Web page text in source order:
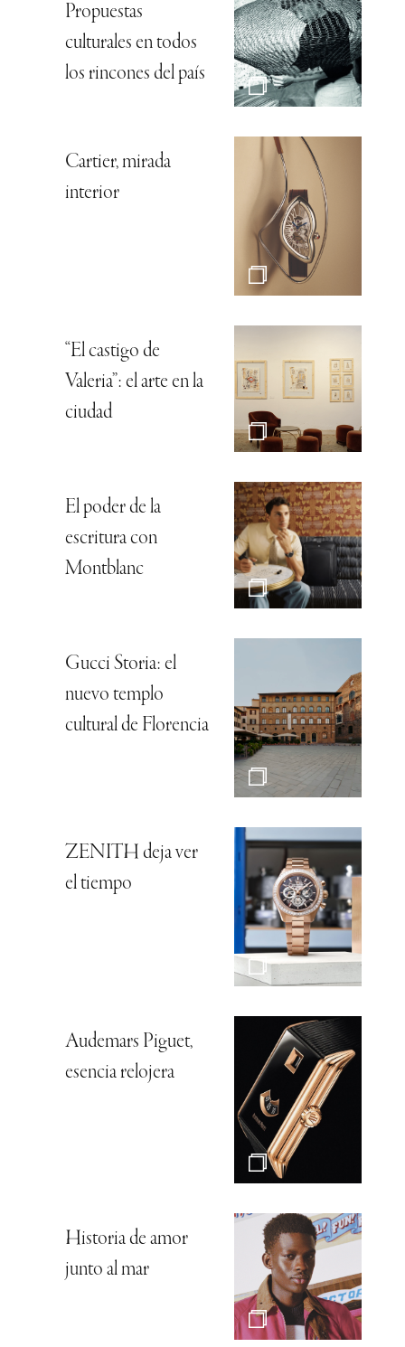
Propuestas
culturales en todos
los rincones del país
Cartier, mirada
interior
“El castigo de
Valeria”: el arte en la
ciudad
El poder de la
escritura con
Montblanc
Gucci Storia: el
nuevo templo
cultural de Florencia
ZENITH deja ver
el tiempo
Audemars Piguet,
esencia relojera
Historia de amor
junto al mar